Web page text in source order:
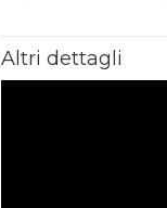
Altri dettagli